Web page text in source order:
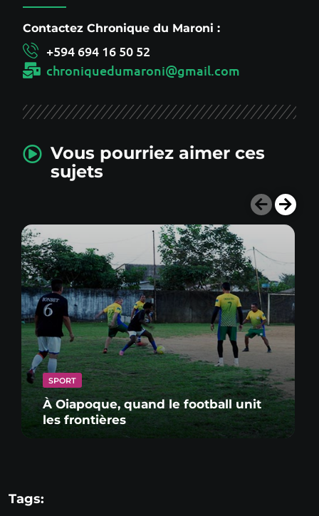
Contactez Chronique du Maroni :
+594 694 16 50 52
chroniquedumaroni@gmail.com
Vous pourriez aimer ces
sujets
SPORT
À Oiapoque, quand le football unit
les frontières
Tags: